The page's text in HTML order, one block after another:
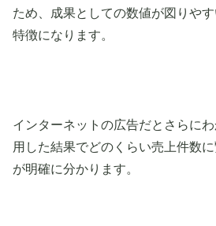
ため、成果としての数値が図りや
特徴になります。
インターネットの広告だとさらに
用した結果でどのくらい売上件数
が明確に分かります。